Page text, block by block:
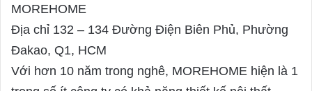
MOREHOME
Địa chỉ 132 – 134 Đường Điện Biên Phủ, Phường
Đakao, Q1, HCM
Với hơn 10 năm trong nghê, MOREHOME hiện là 1